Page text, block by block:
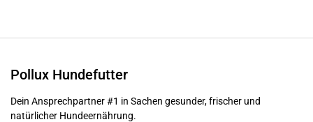
Pollux Hundefutter
Dein Ansprechpartner #1 in Sachen gesunder, frischer und
natürlicher Hundeernährung.